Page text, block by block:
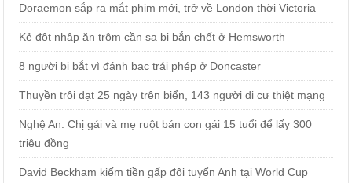
Doraemon sắp ra mắt phim mới, trở về London thời Victoria
Kẻ đột nhập ăn trộm cần sa bị bắn chết ở Hemsworth
8 người bị bắt vì đánh bạc trái phép ở Doncaster
Thuyền trôi dạt 25 ngày trên biển, 143 người di cư thiệt mạng
Nghệ An: Chị gái và mẹ ruột bán con gái 15 tuổi để lấy 300
triệu đồng
David Beckham kiếm tiền gấp đôi tuyển Anh tại World Cup